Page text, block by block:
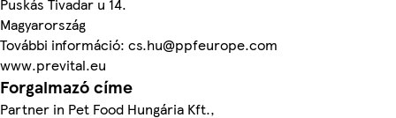
Magyarország
További információ: cs.hu@ppfeurope.com
www.prevital.eu
Forgalmazó címe
Partner in Pet Food Hungária Kft.,